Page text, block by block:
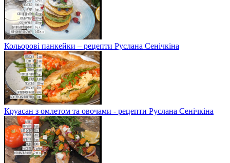
Кольорові панкейки – рецепти Руслана Сенічкіна
Круасан з омлетом та овочами - рецепти Руслана Сенічкіна